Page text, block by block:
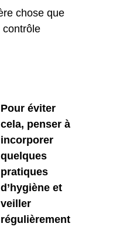
chose que
contrôle
Pour éviter
cela, penser à
incorporer
quelques
pratiques
d’hygiène et
veiller
régulièrement